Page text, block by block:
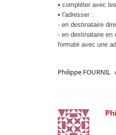
▪ compléter avec
▪ l'adresser :
- en destinataire
- en destinataire en
formaté avec une
Philippe FOURNIL